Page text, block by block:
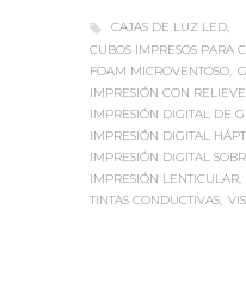
CAJAS DE LUZ LED
CUBOS IMPRESOS PARA
FOAM MICROVENTOSO
IMPRESIÓN CON RELIEVE
IMPRESIÓN DIGITAL DE
IMPRESIÓN DIGITAL
IMPRESIÓN DIGITAL
IMPRESIÓN LENTICULAR
TINTAS CONDUCTIVAS